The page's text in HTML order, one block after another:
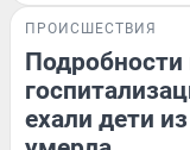
ПРОИСШЕСТВИЯ
Подробности
ехали дети